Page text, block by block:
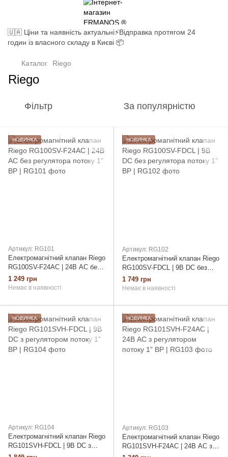
🇺🇦 Ціни та наявність актуальні⚡Відправка протягом 24
годин із власного складу в Києві 📦
Каталог Riego
Riego
Фільтр За популярністю
НОВИНКА
Артикул: RG101
Електромагнітний клапан Riego
RG100SV-F24AC | 24В AC без
регулятора потоку 1" ВР
1 249 грн
Немає в наявності
НОВИНКА
Артикул: RG102
Електромагнітний клапан Riego
RG100SV-FDCL | 9В DC без
регулятора потоку 1" ВР
1 749 грн
Немає в наявності
НОВИНКА
Артикул: RG104
Електромагнітний клапан Riego
RG101SVH-FDCL | 9В DC з
регулятором потоку 1" ВР
НОВИНКА
Артикул: RG103
Електромагнітний клапан Riego
RG101SVH-F24AC | 24В AC з
регулятором потоку 1" ВР